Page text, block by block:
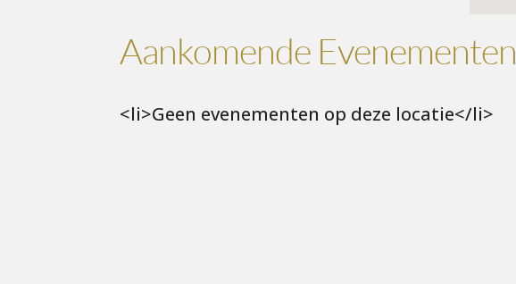
Aankomende Evenementen
<li>Geen evenementen op deze locatie</li>